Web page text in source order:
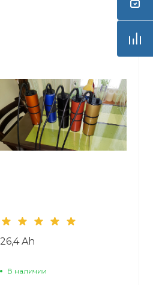
26,4 Ah
В наличии